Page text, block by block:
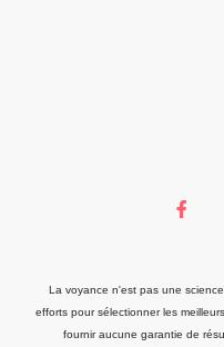
La voyance n'est pas une
efforts pour sélectionner les
fournir aucune garantie de